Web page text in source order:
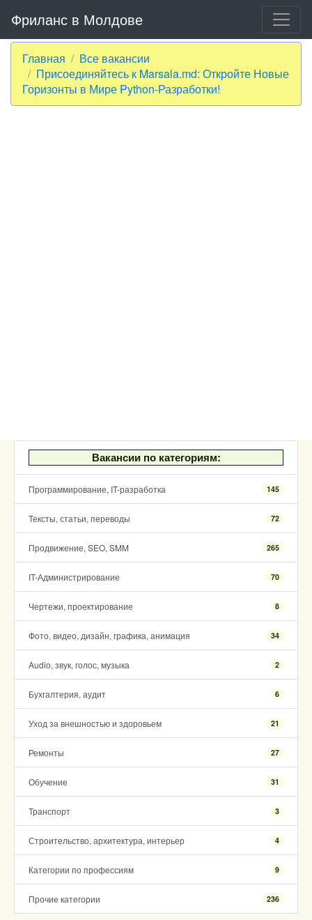
Фриланс в Молдове
Главная
Все вакансии
Присоединяйтесь к Marsala.md: Откройте Новые
Горизонты в Мире Python-Разработки!
Вакансии по категориям:
Программирование, IT-разработка 145
Тексты, статьи, переводы 72
Продвижение, SEO, SMM 265
IT-Администрирование 70
Чертежи, проектирование 8
Фото, видео, дизайн, графика, анимация 34
Audio, звук, голос, музыка 2
Бухгалтерия, аудит 6
Уход за внешностью и здоровьем 21
Ремонты 27
Обучение 31
Транспорт 3
Строительство, архитектура, интерьер 4
Категории по профессиям 9
Прочие категории 236